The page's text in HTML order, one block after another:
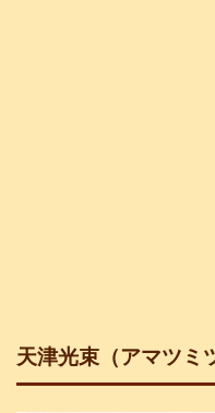
天津光束（アマツミ